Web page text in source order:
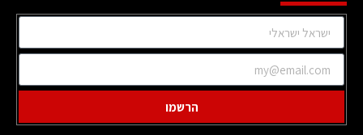
הרשמו